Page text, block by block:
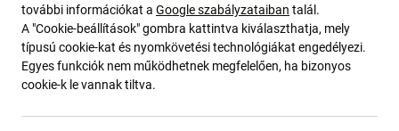
FixPremium
FixPremium FullCover
Glass - Edzett üveg -
iPhone 13, 13 Pro, 14 és
16e
FixPremium
FixPremium Privacy Anti-
Spy Glass - Edzett üveg -
iPhone 13, 13 Pro, 14 és
további információkat a Google szabályzataiban talál.
A "Cookie-beállítások" gombra kattintva kiválaszthatja, mely
típusú cookie-kat és nyomkövetési technológiákat engedélyezi.
Egyes funkciók nem működhetnek megfelelően, ha bizonyos
cookie-k le vannak tiltva.